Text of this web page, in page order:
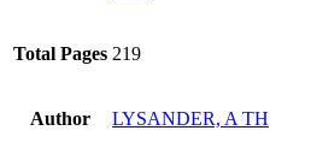
Total Pages 219
Author LYSANDER, A TH